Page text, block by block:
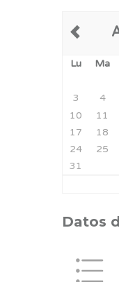
Lu Ma
3
4
10 11
17
18
24
25
31
Datos